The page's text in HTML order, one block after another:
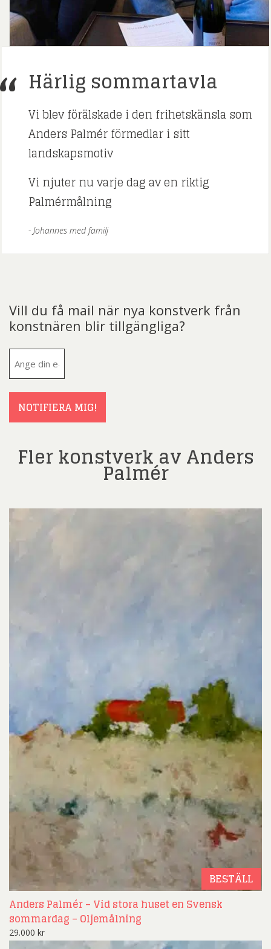
Härlig sommartavla
Vi blev förälskade i den frihetskänsla som
Anders Palmér förmedlar i sitt
landskapsmotiv
Vi njuter nu varje dag av en riktig
Palmérmålning
Johannes med familj
Vill du få mail när nya konstverk från
konstnären blir tillgängliga?
NOTIFIERA MIG!
Fler konstverk av Anders
Palmér
BESTÄLL
Anders Palmér – Vid stora huset en Svensk
sommardag – Oljemålning
29.000 kr